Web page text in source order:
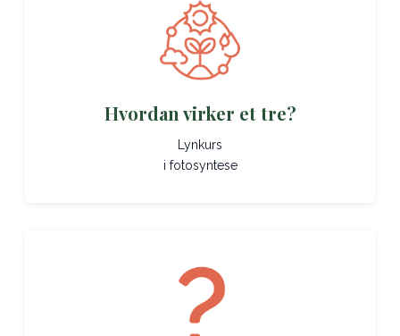
Hvordan virker et tre?
Lynkurs
i fotosyntese